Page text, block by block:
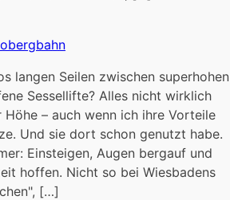
langen Seilen zwischen superhohen
Sessellifte? Alles nicht wirklich
– auch wenn ich ihre Vorteile
Und sie dort schon genutzt habe.
Einsteigen, Augen bergauf und
hoffen. Nicht so bei Wiesbadens
[…]